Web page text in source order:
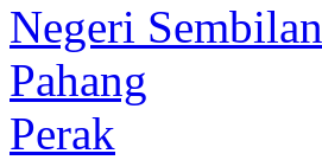
Negeri Sembilan
Pahang
Perak